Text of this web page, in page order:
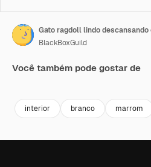
BlackBoxGuild
Você também pode gostar de
interior branco marrom